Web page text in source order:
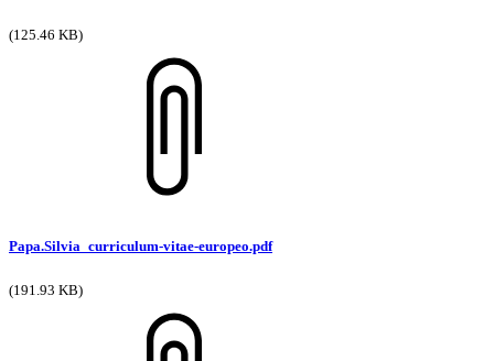
(125.46 KB)
Papa.Silvia_curriculum-vitae-europeo.pdf
(191.93 KB)